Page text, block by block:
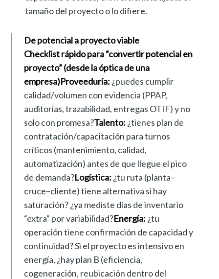
tamaño del proyecto o lo difiere.
De potencial a proyecto viable
Checklist rápido para “convertir potencial en
proyecto” (desde la óptica de una
empresa)Proveeduría: ¿puedes cumplir
calidad/volumen con evidencia (PPAP,
auditorías, trazabilidad, entregas OTIF) y no
solo con promesa?Talento: ¿tienes plan de
contratación/capacitación para turnos
críticos (mantenimiento, calidad,
automatización) antes de que llegue el pico
de demanda?Logística: ¿tu ruta (planta–
cruce–cliente) tiene alternativa si hay
saturación? ¿ya mediste días de inventario
“extra” por variabilidad?Energía: ¿tu
operación tiene confirmación de capacidad y
continuidad? Si el proyecto es intensivo en
energía, ¿hay plan B (eficiencia,
cogeneración, reubicación dentro del